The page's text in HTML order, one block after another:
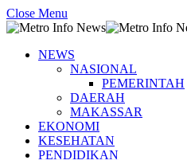
Close Menu
NEWS
NASIONAL
PEMERINTAH
DAERAH
MAKASSAR
EKONOMI
KESEHATAN
PENDIDIKAN